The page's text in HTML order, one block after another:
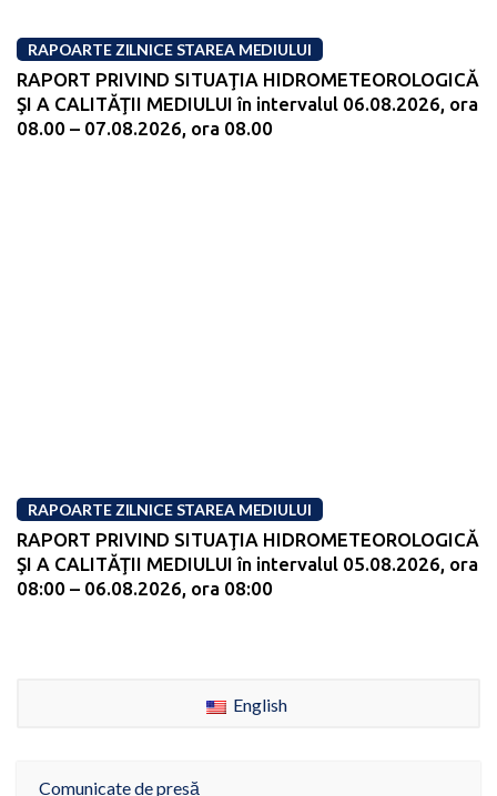
RAPOARTE ZILNICE STAREA MEDIULUI
RAPORT PRIVIND SITUAŢIA HIDROMETEOROLOGICĂ
ŞI A CALITĂŢII MEDIULUI în intervalul 06.08.2026, ora
08.00 – 07.08.2026, ora 08.00
RAPOARTE ZILNICE STAREA MEDIULUI
RAPORT PRIVIND SITUAŢIA HIDROMETEOROLOGICĂ
ŞI A CALITĂŢII MEDIULUI în intervalul 05.08.2026, ora
08:00 – 06.08.2026, ora 08:00
English
Comunicate de presă